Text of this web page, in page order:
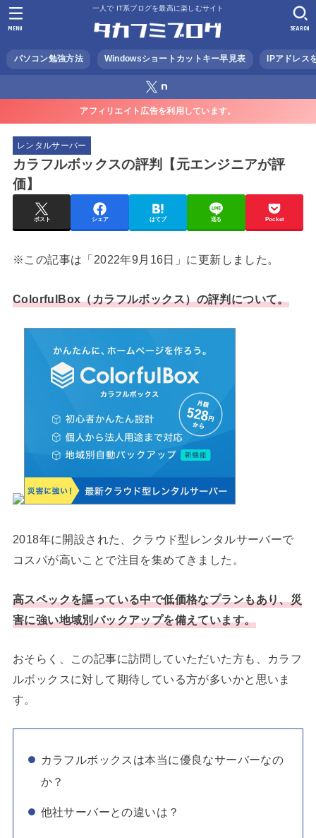
一人で IT系ブログを最高に楽しむサイト
パソコン勉強方法 Windowsショートカットキー早見表 IPアドレス
SEARCH
MENU
アフィリエイト広告を利用しています。
レンタルサーバー
カラフルボックスの評判【元エンジニアが評
価】
ポスト シェア はてブ 送る Pocket
※この記事は「2022年9月16日」に更新しました。
ColorfulBox（カラフルボックス）の評判について。
2018年に開設された、クラウド型レンタルサーバーで
コスパが高いことで注目を集めてきました。
高スペックを謳っている中で低価格なプランもあり、災
害に強い地域別バックアップを備えています。
おそらく、この記事に訪問していただいた方も、カラフ
ルボックスに対して期待している方が多いかと思いま
す。
カラフルボックスは本当に優良なサーバーなの
か？
他社サーバーとの違いは？